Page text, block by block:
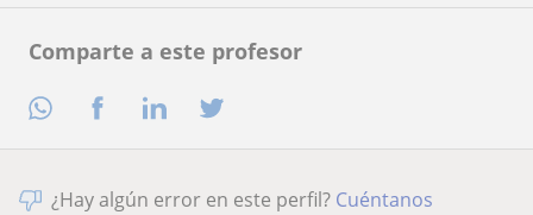
Comparte a este profesor
¿Hay algún error en este perfil? Cuéntanos